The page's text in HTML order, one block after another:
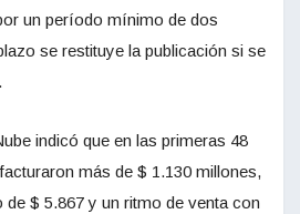
un período mínimo de dos
se restituye la publicación si se
indicó que en las primeras 48
más de $ 1.130 millones,
$ 5.867 y un ritmo de venta con